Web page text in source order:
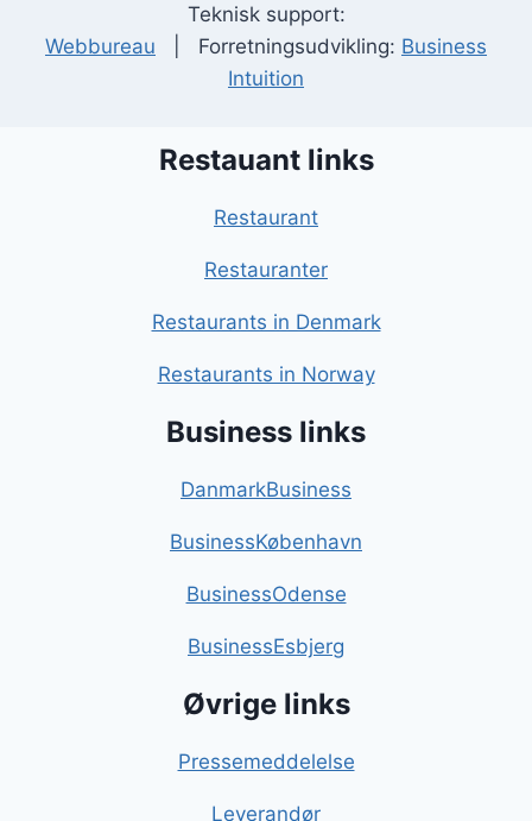
Teknisk support:
Webbureau | Forretningsudvikling: Business
Intuition
Restauant links
Restaurant
Restauranter
Restaurants in Denmark
Restaurants in Norway
Business links
DanmarkBusiness
BusinessKøbenhavn
BusinessOdense
BusinessEsbjerg
Øvrige links
Pressemeddelelse
Leverandør